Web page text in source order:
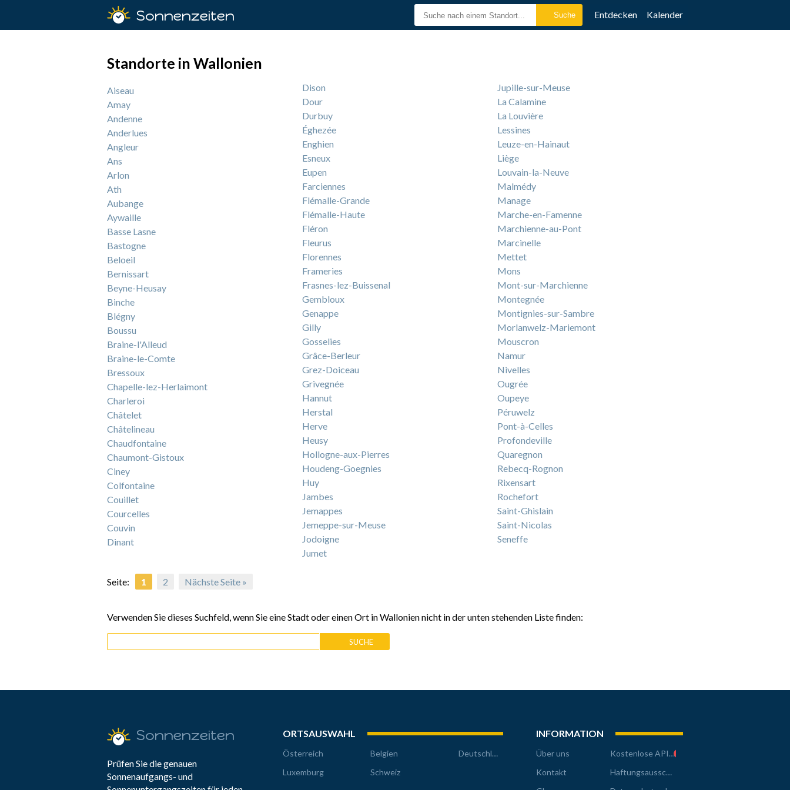
Sonnenzeiten Entdecken Kalender
Standorte in Wallonien
Aiseau
Amay
Andenne
Anderlues
Angleur
Ans
Arlon
Ath
Aubange
Aywaille
Basse Lasne
Bastogne
Beloeil
Bernissart
Beyne-Heusay
Binche
Blégny
Boussu
Braine-l'Alleud
Braine-le-Comte
Bressoux
Chapelle-lez-Herlaimont
Charleroi
Châtelet
Châtelineau
Chaudfontaine
Chaumont-Gistoux
Ciney
Colfontaine
Couillet
Courcelles
Couvin
Dinant
Dison
Dour
Durbuy
Éghezée
Enghien
Esneux
Eupen
Farciennes
Flémalle-Grande
Flémalle-Haute
Fléron
Fleurus
Florennes
Frameries
Frasnes-lez-Buissenal
Gembloux
Genappe
Gilly
Gosselies
Grâce-Berleur
Grez-Doiceau
Grivegnée
Hannut
Herstal
Herve
Heusy
Hollogne-aux-Pierres
Houdeng-Goegnies
Huy
Jambes
Jemappes
Jemeppe-sur-Meuse
Jodoigne
Jumet
Jupille-sur-Meuse
La Calamine
La Louvière
Lessines
Leuze-en-Hainaut
Liège
Louvain-la-Neuve
Malmédy
Manage
Marche-en-Famenne
Marchienne-au-Pont
Marcinelle
Mettet
Mons
Mont-sur-Marchienne
Montegnée
Montignies-sur-Sambre
Morlanwelz-Mariemont
Mouscron
Namur
Nivelles
Ougrée
Oupeye
Péruwelz
Pont-à-Celles
Profondeville
Quaregnon
Rebecq-Rognon
Rixensart
Rochefort
Saint-Ghislain
Saint-Nicolas
Seneffe
Seite: 1 2 Nächste Seite »
Verwenden Sie dieses Suchfeld, wenn Sie eine Stadt oder einen Ort in Wallonien nicht in der unten stehenden Liste finden:
Sonnenzeiten
Prüfen Sie die genauen
Sonnenaufgangs- und
ORTSAUSWAHL
Österreich Belgien
Deutschland
Luxemburg
Schweiz
INFORMATION
Über uns Kostenlose API!
Kontakt
Haftungsausschluss